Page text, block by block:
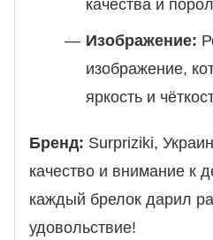
качества и
Изображение:
изображение,
яркость и
Бренд: Surpriziki,
качество и внимание к
каждый брелок дарил
удовольствие!